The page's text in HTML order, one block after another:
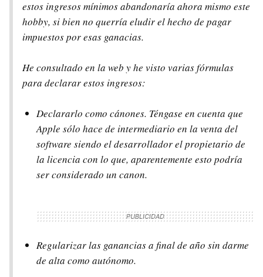
estos ingresos mínimos abandonaría ahora mismo este
hobby, si bien no querría eludir el hecho de pagar
impuestos por esas ganacias.
He consultado en la web y he visto varias fórmulas
para declarar estos ingresos:
Declararlo como cánones. Téngase en cuenta que
Apple sólo hace de intermediario en la venta del
software siendo el desarrollador el propietario de
la licencia con lo que, aparentemente esto podría
ser considerado un canon.
Regularizar las ganancias a final de año sin darme
de alta como autónomo.